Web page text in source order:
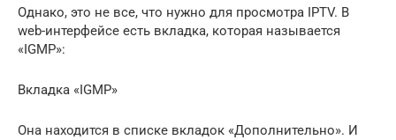
Однако, это не все, что нужно для просмотра IPTV. В
web-интерфейсе есть вкладка, которая называется
«IGMP»:
Вкладка «IGMP»
Она находится в списке вкладок «Дополнительно». И